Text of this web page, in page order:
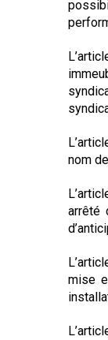
nom
arrêté
mise